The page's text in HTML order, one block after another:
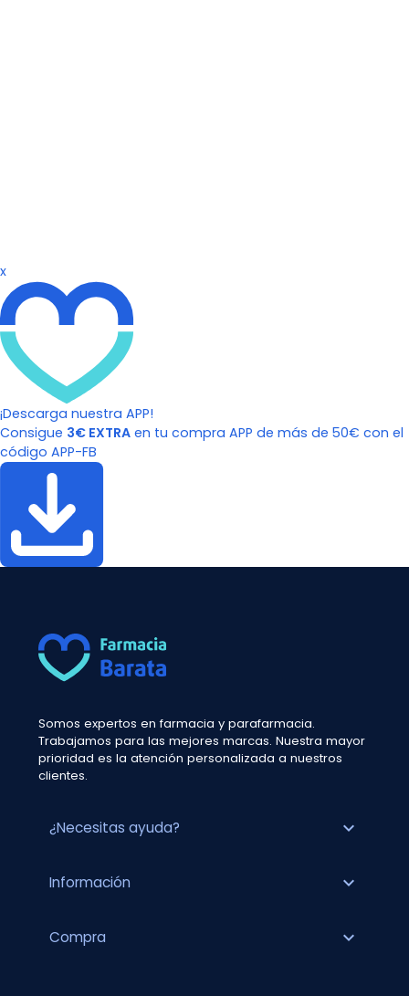
x
¡Descarga nuestra APP!
Consigue 3€ EXTRA en tu compra APP de más de 50€ con el
código APP-FB
Somos expertos en farmacia y parafarmacia.
Trabajamos para las mejores marcas. Nuestra mayor
prioridad es la atención personalizada a nuestros
clientes.
¿Necesitas ayuda? expand_more
Información expand_more
Compra expand_more